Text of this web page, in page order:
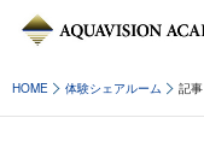
HOME 体験シェアルーム 記事